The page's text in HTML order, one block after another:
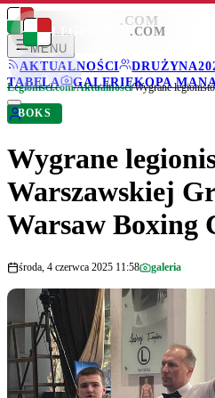
LEGIONISCI .COM
MENU
AKTUALNOŚCI
DRUŻYNA
TABELA
GALERIEKOPA
LEGIONISCI .COM
Legionisci.com/Aktualności/
BOKS
Wygrane
Warszawskiej
Warsaw Boxing
środa, 4 czerwca 2025 11:58 galeria